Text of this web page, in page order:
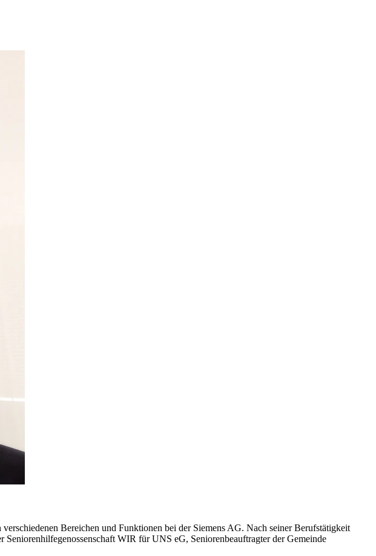
Bereichen und Funktionen bei der Siemens AG. Nach seiner Berufstätigkeit
WIR für UNS eG, Seniorenbeauftragter der Gemeinde